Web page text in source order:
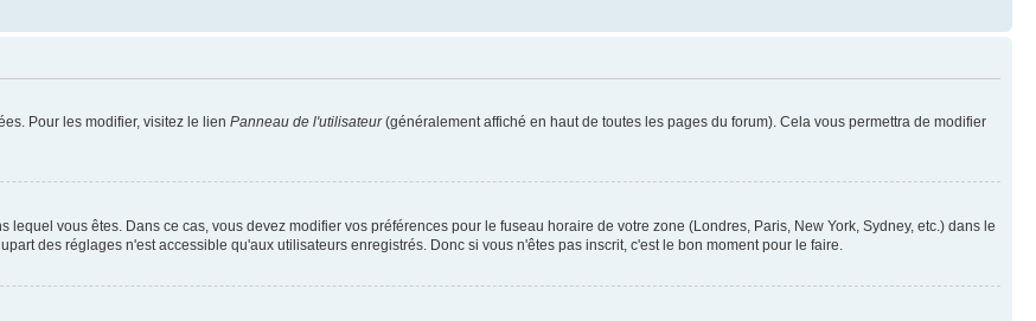
Pour les modifier, visitez le lien Panneau de l'utilisateur(généralement affiché en haut de toutes les pages du forum). Cela vous permettra de modifier
lequel vous êtes. Dans ce cas, vous devez modifier vos préférences pour le fuseau horaire de votre zone (Londres, Paris, New York, Sydney, etc.) dans le
des réglages n'est accessible qu'aux utilisateurs enregistrés. Donc si vous n'êtes pas inscrit, c'est le bon moment pour le faire.